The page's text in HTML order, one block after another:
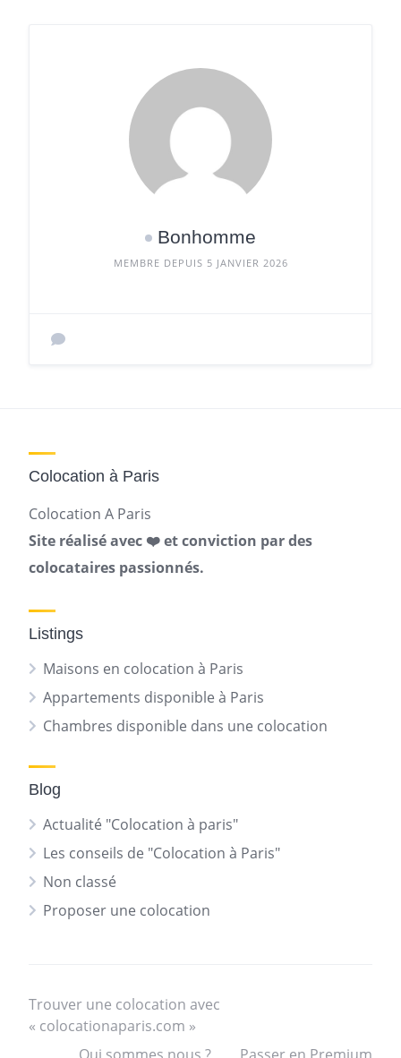
Bonhomme
MEMBRE DEPUIS 5 JANVIER 2026
Colocation à Paris
Colocation A Paris
Site réalisé avec ❤️ et conviction par des
colocataires passionnés.
Listings
Maisons en colocation à Paris
Appartements disponible à Paris
Chambres disponible dans une colocation
Blog
Actualité "Colocation à paris"
Les conseils de "Colocation à Paris"
Non classé
Proposer une colocation
Trouver une colocation avec
« colocationaparis.com »